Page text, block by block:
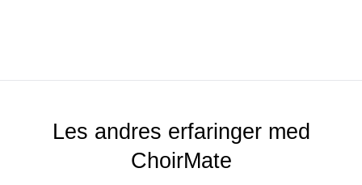
Les andres erfaringer med
ChoirMate